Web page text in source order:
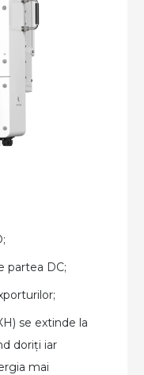
partea DC;
se extinde la
doriți iar
mai